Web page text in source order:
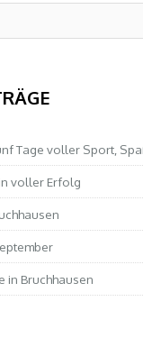
Tage voller Sport,
voller Erfolg
in Bruchhausen